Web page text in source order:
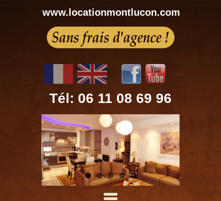
www.locationmontlucon.com
Tél: 06 11 08 69 96